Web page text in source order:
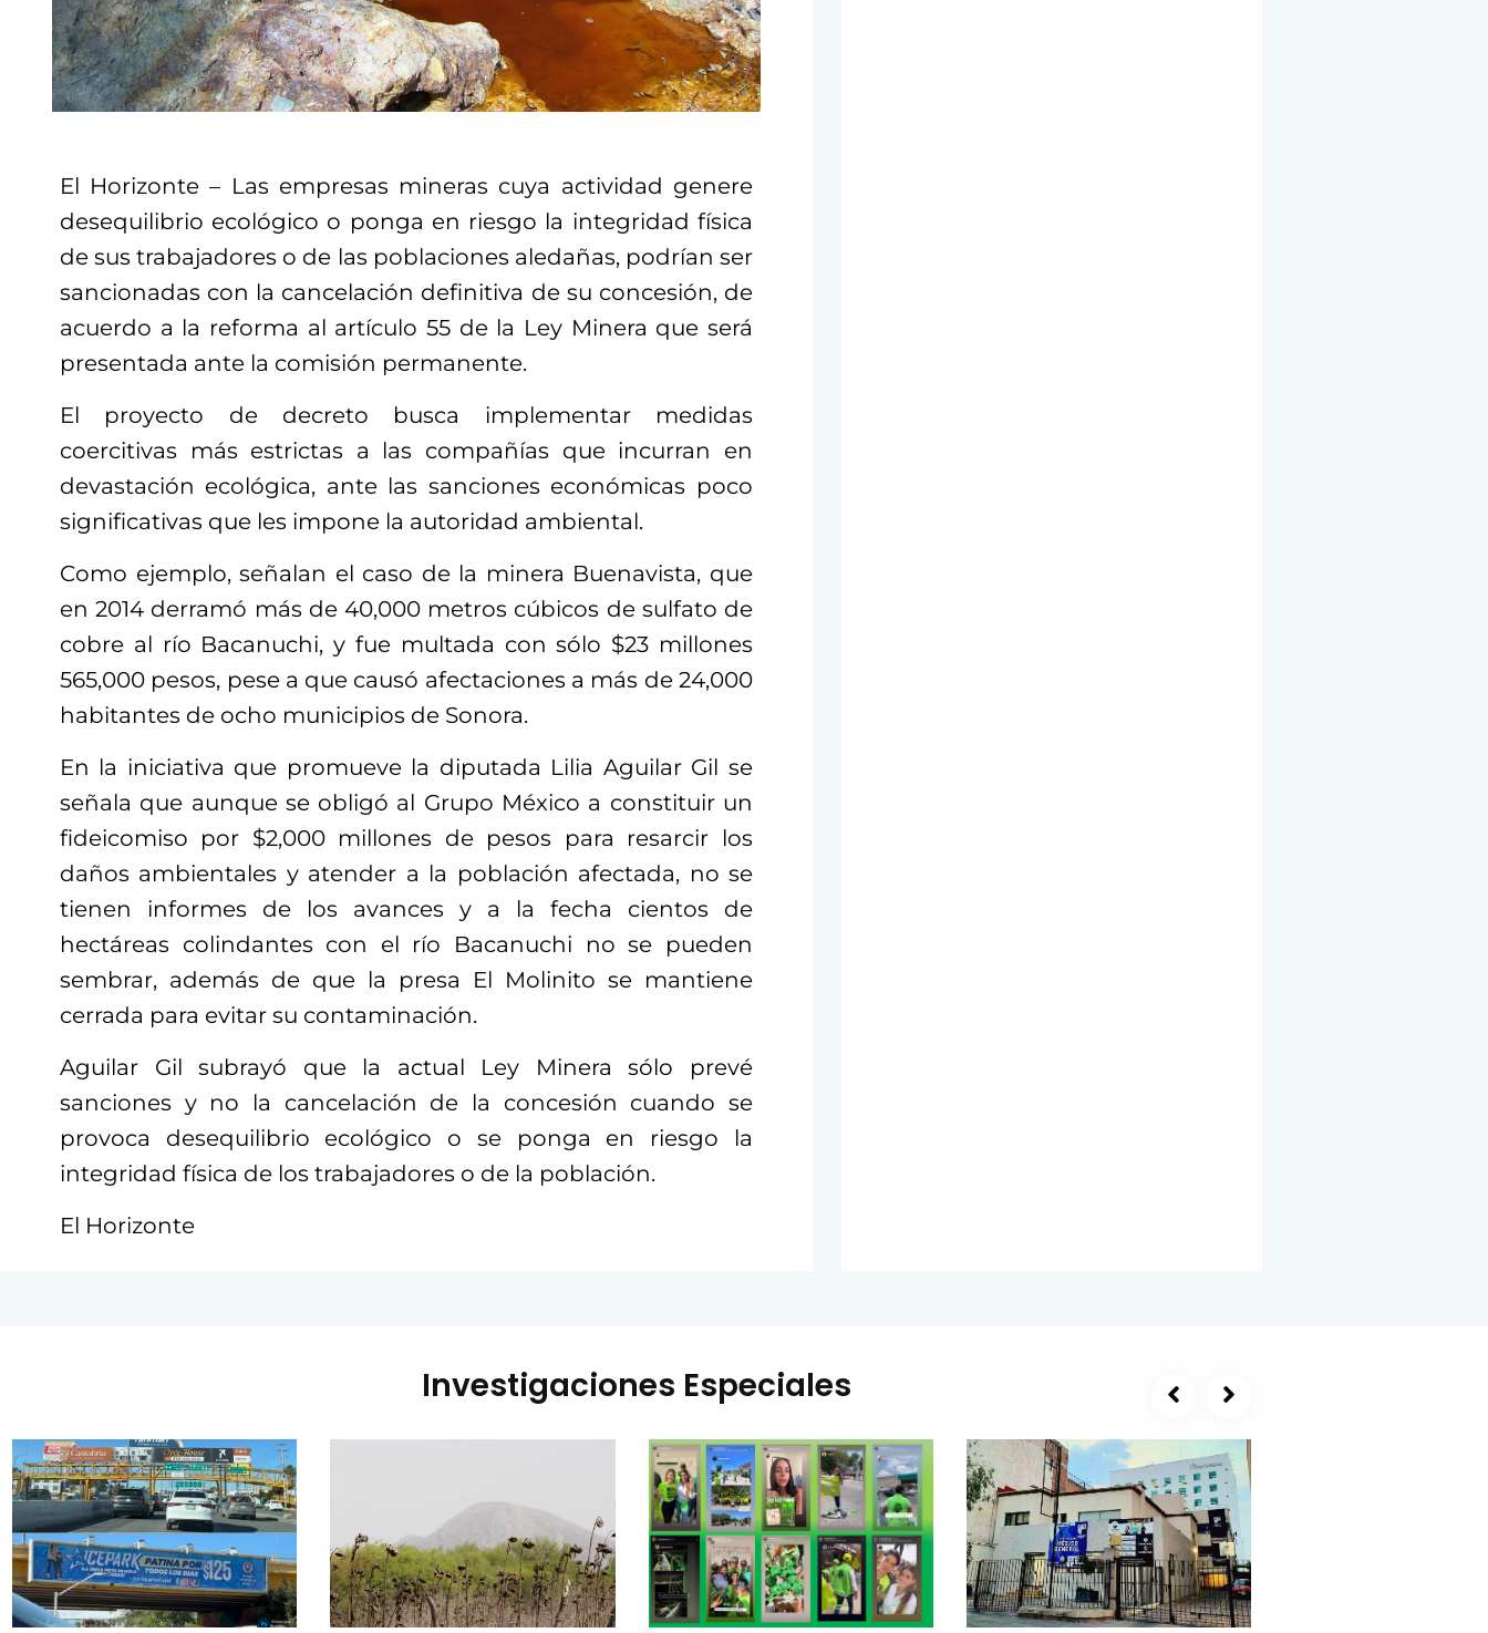
El Horizonte – Las empresas mineras cuya actividad genere
desequilibrio ecológico o ponga en riesgo la integridad física
de sus trabajadores o de las poblaciones aledañas, podrían ser
sancionadas con la cancelación definitiva de su concesión, de
acuerdo a la reforma al artículo 55 de la Ley Minera que será
presentada ante la comisión permanente.
El proyecto de decreto busca implementar medidas
coercitivas más estrictas a las compañías que incurran en
devastación ecológica, ante las sanciones económicas poco
significativas que les impone la autoridad ambiental.
Como ejemplo, señalan el caso de la minera Buenavista, que
en 2014 derramó más de 40,000 metros cúbicos de sulfato de
cobre al río Bacanuchi, y fue multada con sólo $23 millones
565,000 pesos, pese a que causó afectaciones a más de 24,000
habitantes de ocho municipios de Sonora.
En la iniciativa que promueve la diputada Lilia Aguilar Gil se
señala que aunque se obligó al Grupo México a constituir un
fideicomiso por $2,000 millones de pesos para resarcir los
daños ambientales y atender a la población afectada, no se
tienen informes de los avances y a la fecha cientos de
hectáreas colindantes con el río Bacanuchi no se pueden
sembrar, además de que la presa El Molinito se mantiene
cerrada para evitar su contaminación.
Aguilar Gil subrayó que la actual Ley Minera sólo prevé
sanciones y no la cancelación de la concesión cuando se
provoca desequilibrio ecológico o se ponga en riesgo la
integridad física de los trabajadores o de la población.
El Horizonte
Investigaciones Especiales